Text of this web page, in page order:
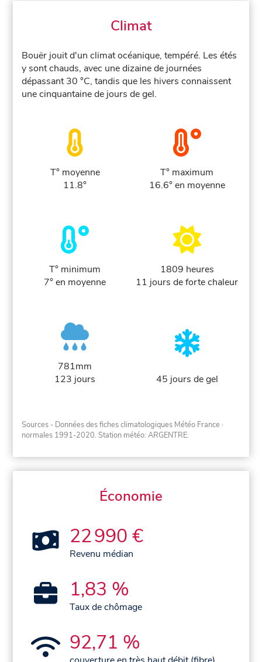
Climat
Bouër jouit d'un climat océanique, tempéré. Les étés
y sont chauds, avec une dizaine de journées
dépassant 30 °C, tandis que les hivers connaissent
une cinquantaine de jours de gel.
T° moyenne
11.8°
T° maximum
16.6° en moyenne
T° minimum
7° en moyenne
1809 heures
11 jours de forte chaleur
781mm
123 jours
45 jours de gel
Sources - Données des fiches climatologiques Météo France ·
normales 1991-2020. Station météo: ARGENTRE.
Économie
22 990 €
Revenu médian
1,83 %
Taux de chômage
92,71 %